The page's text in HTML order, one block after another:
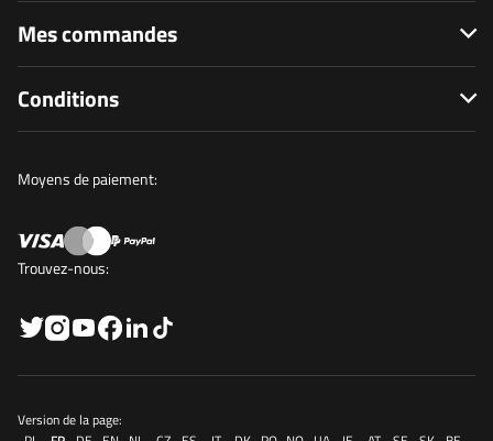
Mes commandes
Conditions
Moyens de paiement:
Trouvez-nous:
Version de la page: